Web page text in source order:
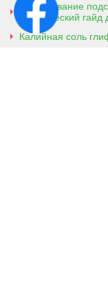
Выращивание
практический
Калийная соль